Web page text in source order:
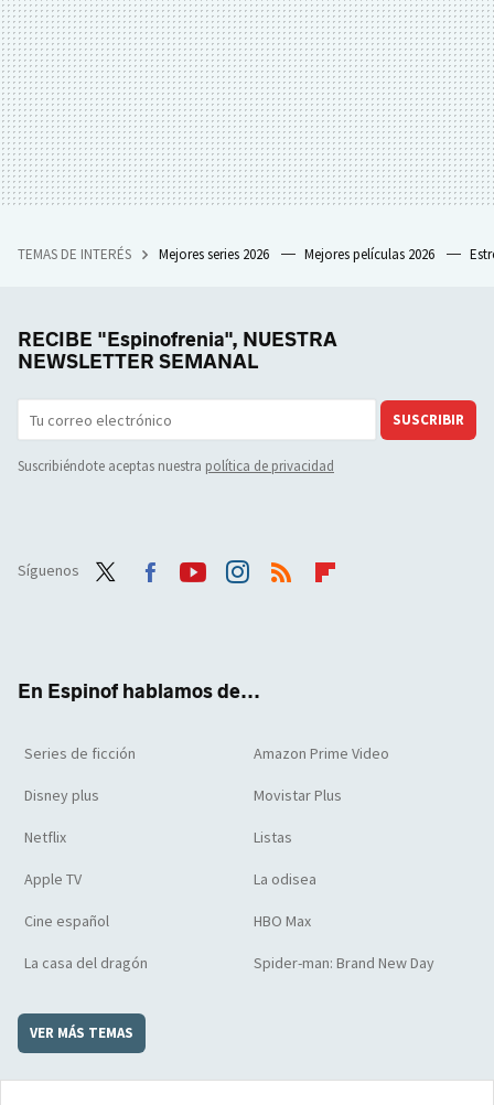
TEMAS DE INTERÉS Mejores series 2026 Mejores películas 2026
RECIBE "Espinofrenia", NUESTRA
NEWSLETTER SEMANAL
SUSCRIBIR
Suscribiéndote aceptas nuestra política de privacidad
Síguenos
En Espinof hablamos de...
Series de ficción Amazon Prime Video
Disney plus Movistar Plus
Netflix Listas
Apple TV La odisea
Cine español HBO Max
La casa del dragón Spider-man: Brand New Day
VER MÁS TEMAS